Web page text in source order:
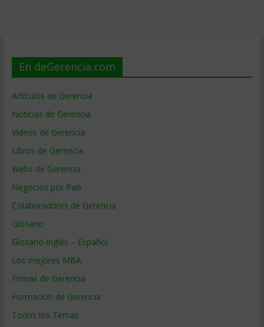
En deGerencia.com
Artículos de Gerencia
Noticias de Gerencia
Videos de Gerencia
Libros de Gerencia
Webs de Gerencia
Negocios por País
Colaboradores de Gerencia
Glosario
Glosario Inglés – Español
Los mejores MBA
Firmas de Gerencia
Formación de Gerencia
Todos los Temas